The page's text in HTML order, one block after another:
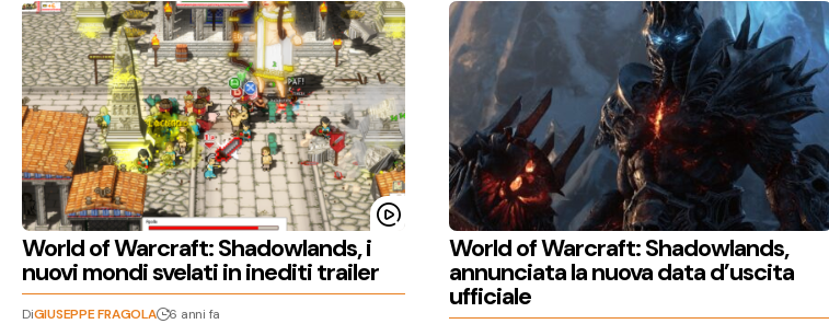
World of Warcraft: Shadowlands, i
nuovi mondi svelati in inediti trailer
DiGIUSEPPE FRAGOLA 6 anni fa
World of Warcraft: Shadowlands,
annunciata la nuova data d’uscita
ufficiale